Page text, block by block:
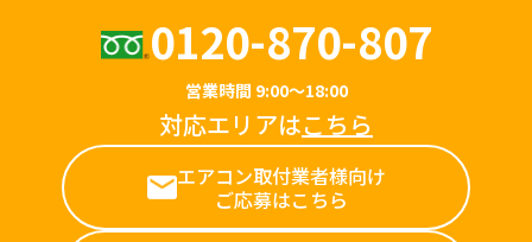
0120-870-807
営業時間 9:00～18:00
対応エリアはこちら
エアコン取付業者様向け
ご応募はこちら